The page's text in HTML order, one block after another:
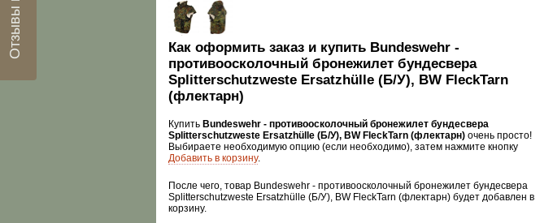
Как оформить заказ и купить Bundeswehr -
противоосколочный бронежилет бундесвера
Splitterschutzweste Ersatzhülle (Б/У), BW FleckTarn
(флектарн)
Купить Bundeswehr - противоосколочный бронежилет бундесвера
Splitterschutzweste Ersatzhülle (Б/У), BW FleckTarn (флектарн) очень просто!
Выбираете необходимую опцию (если необходимо), затем нажмите кнопку
Добавить в корзину.
После чего, товар Bundeswehr - противоосколочный бронежилет бундесвера
Splitterschutzweste Ersatzhülle (Б/У), BW FleckTarn (флектарн) будет добавлен в
корзину.